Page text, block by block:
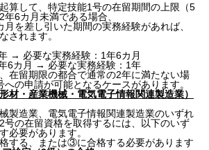
算して、特定技能1号の在留期間の上限（5
6カ月未満である場合、
を差し引いた期間の実務経験があれば、
されます。
→ 必要な実務経験：1年6カ月
6カ月 → 必要な実務経験：1年
在留期限の都合で通常の2年に満たない場
の申請が可能となるケースがあります。
材・産業機械・電気電子情報関連製造業）
製造業、電気電子情報関連製造業のいずれ
号の在留資格を取得するには、以下のいず
必要があります。
る、または③に合格する必要があります：
（2024年時点）
特定技能2号の違い
得のメリット
ての利点
取得手続き
れ
や実務経験の要件（外食業や自動車整